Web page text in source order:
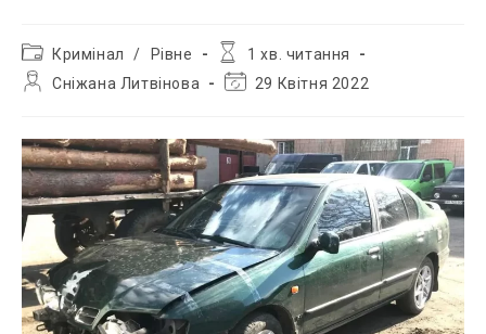
Категорія
запису:
Кримінал / Рівне
Час
читання:
1 хв. читання
АвторСніжана Литвінова
Остання29 Квітня 2022